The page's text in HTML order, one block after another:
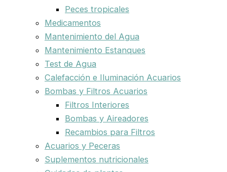
Peces tropicales
Medicamentos
Mantenimiento del Agua
Mantenimiento Estanques
Test de Agua
Calefacción e Iluminación Acuarios
Bombas y Filtros Acuarios
Filtros Interiores
Bombas y Aireadores
Recambios para Filtros
Acuarios y Peceras
Suplementos nutricionales